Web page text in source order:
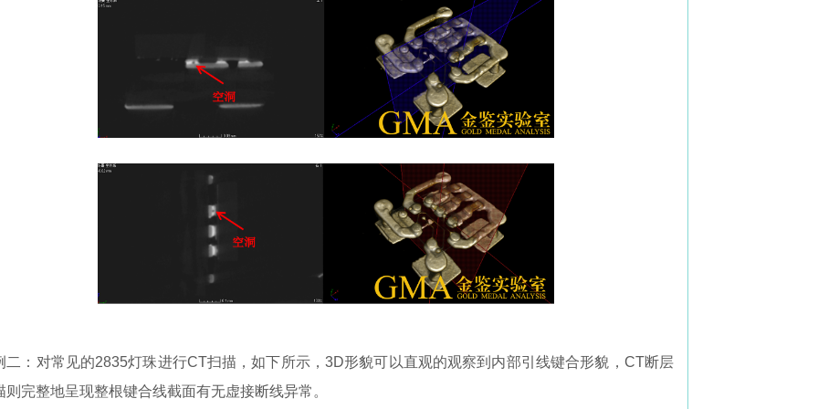
二：对常见的2835灯珠进行CT扫描，如下所示，3D形貌可以直观的观察到内部引线键合形貌，CT断层
则完整地呈现整根键合线截面有无虚接断线异常。